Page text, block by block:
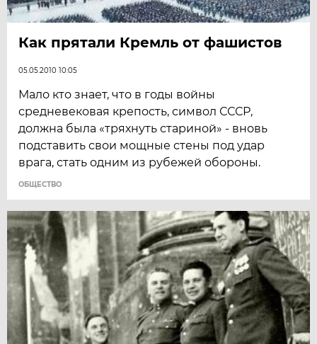
Как прятали Кремль от фашистов
05.05.2010 10:05
Мало кто знает, что в годы войны
средневековая крепость, символ СССР,
должна была «тряхнуть стариной» - вновь
подставить свои мощные стены под удар
врага, стать одним из рубежей обороны.
ОБЩЕСТВО